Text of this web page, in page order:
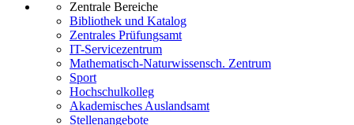
Zentrale Bereiche
Bibliothek und Katalog
Zentrales Prüfungsamt
IT-Servicezentrum
Mathematisch-Naturwissensch. Zentrum
Sport
Hochschulkolleg
Akademisches Auslandsamt
Stellenangebote